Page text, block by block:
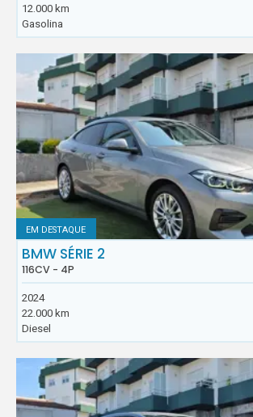
12.000 km
Gasolina
EM DESTAQUE
BMW SÉRIE 2
116CV - 4P
2024
22.000 km
Diesel